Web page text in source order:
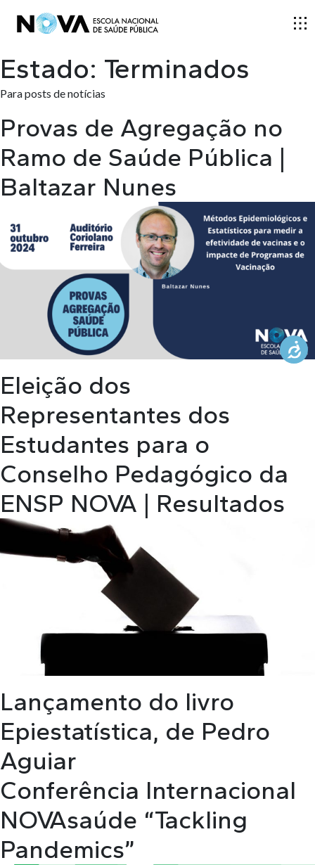
ESCOLA
ENSINO
INVESTIGAÇÃO
DOCENTES E INVESTIGADORES
COMUNIDADE
KNOWLEDGE CENTERS
CENTROS COLABORADORES OMS
PT
Estado: Terminados
Para posts de notícias
Provas de Agregação no
Ramo de Saúde Pública |
Baltazar Nunes
Eleição dos
Representantes dos
Estudantes para o
Conselho Pedagógico da
ENSP NOVA | Resultados
Lançamento do livro
Epiestatística, de Pedro
Aguiar
Conferência Internacional
NOVAsaúde “Tackling
Pandemics”